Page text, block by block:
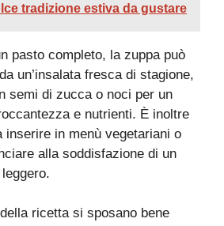
tradizione estiva da gustare
pasto completo, la zuppa può
un’insalata fresca di stagione,
semi di zucca o noci per un
e nutrienti. È inoltre
inserire in menù vegetariani o
alla soddisfazione di un
ricetta si sposano bene